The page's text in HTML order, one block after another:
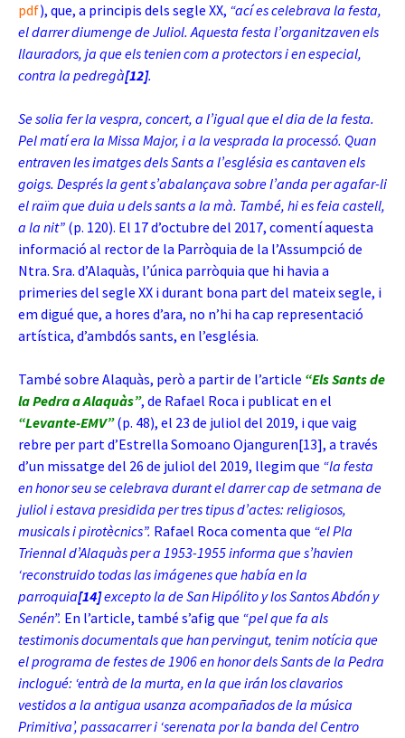
pdf), que, a principis dels segle XX, “ací es celebrava la festa,
el darrer diumenge de Juliol. Aquesta festa l’organitzaven els
llauradors, ja que els tenien com a protectors i en especial,
contra la pedregà[12].
Se solia fer la vespra, concert, a l’igual que el dia de la festa.
Pel matí era la Missa Major, i a la vesprada la processó. Quan
entraven les imatges dels Sants a l’església es cantaven els
goigs. Després la gent s’abalançava sobre l’anda per agafar-li
el raïm que duia u dels sants a la mà. També, hi es feia castell,
a la nit” (p. 120). El 17 d’octubre del 2017, comentí aquesta
informació al rector de la Parròquia de la l’Assumpció de
Ntra. Sra. d’Alaquàs, l’única parròquia que hi havia a
primeries del segle XX i durant bona part del mateix segle, i
em digué que, a hores d’ara, no n’hi ha cap representació
artística, d’ambdós sants, en l’església.
També sobre Alaquàs, però a partir de l’article “Els Sants de
la Pedra a Alaquàs”, de Rafael Roca i publicat en el
“Levante-EMV” (p. 48), el 23 de juliol del 2019, i que vaig
rebre per part d’Estrella Somoano Ojanguren[13], a través
d’un missatge del 26 de juliol del 2019, llegim que “la festa
en honor seu se celebrava durant el darrer cap de setmana de
juliol i estava presidida per tres tipus d’actes: religiosos,
musicals i pirotècnics”. Rafael Roca comenta que “el Pla
Triennal d’Alaquàs per a 1953-1955 informa que s’havien
‘reconstruido todas las imágenes que había en la
parroquia[14]excepto la de San Hipólito y los Santos Abdón y
Senén”. En l’article, també s’afig que “pel que fa als
testimonis documentals que han pervingut, tenim notícia que
el programa de festes de 1906 en honor dels Sants de la Pedra
inclogué: ‘entrà de la murta, en la que irán los clavarios
vestidos a la antigua usanza acompañados de la música
Primitiva’, passacarrer i ‘serenata por la banda del Centro